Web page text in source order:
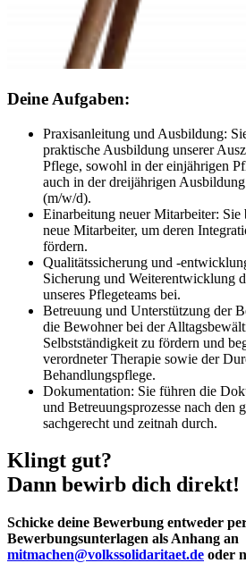
Deine Aufgaben:
Praxisanleitung und Ausbildung:
praktische Ausbildung unserer
Pflege, sowohl in der einjährigen
auch in der dreijährigen
(m/w/d).
Einarbeitung neuer Mitarbeiter: Sie
neue Mitarbeiter, um deren
fördern.
Qualitätssicherung und -
Sicherung und Weiterentwicklung
unseres Pflegeteams bei.
Betreuung und Unterstützung der
die Bewohner bei der
Selbstständigkeit zu fördern und
verordneter Therapie sowie der
Behandlungspflege.
Dokumentation: Sie führen die
und Betreuungsprozesse nach den
sachgerecht und zeitnah durch.
Klingt gut?
Dann bewirb dich direkt!
Schicke deine Bewerbung entweder
Bewerbungsunterlagen als Anhang an
mitmachen@volkssolidaritaet.de oder